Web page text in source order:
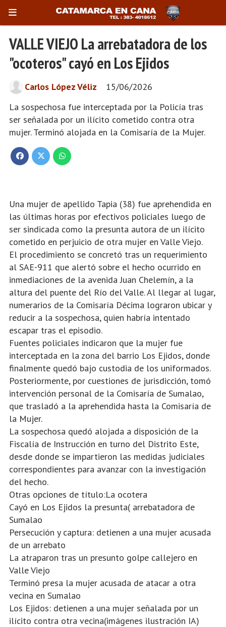
VALLE VIEJO La arrebatadora de los
"ocoteros" cayó en Los Ejidos
La sospechosa fue interceptada por la Policía tras
ser señalada por un ilícito cometido contra otra
mujer. Terminó alojada en la Comisaría de la Mujer.
15/06/2026
Carlos López Véliz
Una mujer de apellido Tapia (38) fue aprehendida en
las últimas horas por efectivos policiales luego de
ser sindicada como la presunta autora de un ilícito
cometido en perjuicio de otra mujer en Valle Viejo.
El procedimiento se concretó tras un requerimiento
al SAE-911 que alertó sobre el hecho ocurrido en
inmediaciones de la avenida Juan Chelemín, a la
altura del puente del Río del Valle. Al llegar al lugar,
numerarios de la Comisaría Décima lograron ubicar y
reducir a la sospechosa, quien habría intentado
escapar tras el episodio.
Fuentes policiales indicaron que la mujer fue
interceptada en la zona del barrio Los Ejidos, donde
finalmente quedó bajo custodia de los uniformados.
Posteriormente, por cuestiones de jurisdicción, tomó
intervención personal de la Comisaría de Sumalao,
que trasladó a la aprehendida hasta la Comisaría de
la Mujer.
La sospechosa quedó alojada a disposición de la
Fiscalía de Instrucción en turno del Distrito Este,
desde donde se impartieron las medidas judiciales
correspondientes para avanzar con la investigación
del hecho.
Otras opciones de título:La ocotera
Cayó en Los Ejidos la presunta( arrebatadora de
Sumalao
Persecución y captura: detienen a una mujer acusada
de un arrebato
La atraparon tras un presunto golpe callejero en
Valle Viejo
Terminó presa la mujer acusada de atacar a otra
vecina en Sumalao
Los Ejidos: detienen a una mujer señalada por un
ilícito contra otra vecina(imágenes ilustración IA)